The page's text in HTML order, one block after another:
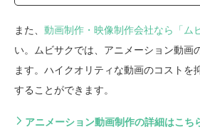
また、 動画制作・映像制作会社なら「ム
い。ムビサクでは、アニメーション動画
ます。ハイクオリティな動画のコストを
することができます。
アニメーション動画制作の詳細はこち